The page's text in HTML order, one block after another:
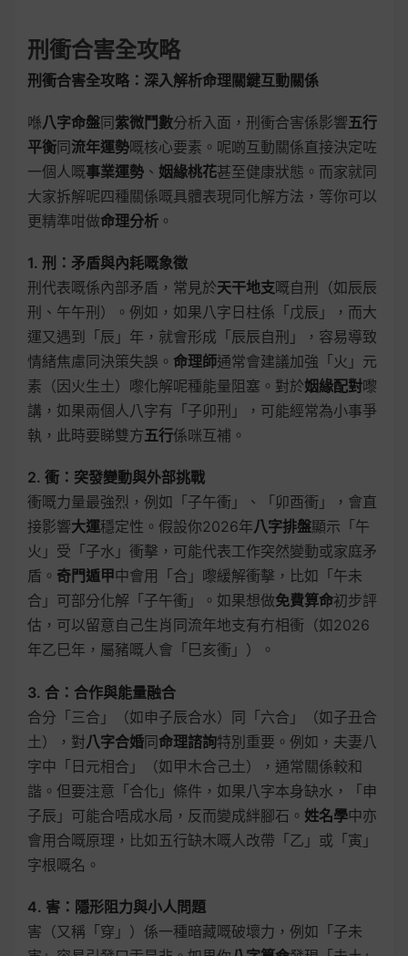
刑衝合害全攻略
刑衝合害全攻略：深入解析命理關鍵互動關係
喺八字命盤同紫微鬥數分析入面，刑衝合害係影響五行
平衡同流年運勢嘅核心要素。呢啲互動關係直接決定咗
一個人嘅事業運勢 、 姻緣桃花甚至健康狀態。而家就同
大家拆解呢四種關係嘅具體表現同化解方法，等你可以
更精準咁做命理分析 。
1. 刑：矛盾與內耗嘅象徵
刑代表嘅係內部矛盾，常見於天干地支嘅自刑（如辰辰
刑、午午刑）。例如，如果八字日柱係「戊辰」，而大
運又遇到「辰」年，就會形成「辰辰自刑」，容易導致
情緒焦慮同決策失誤。 命理師通常會建議加強「火」元
素（因火生土）嚟化解呢種能量阻塞。對於姻緣配對嚟
講，如果兩個人八字有「子卯刑」，可能經常為小事爭
執，此時要睇雙方五行係咪互補。
2. 衝：突發變動與外部挑戰
衝嘅力量最強烈，例如「子午衝」、「卯酉衝」，會直
接影響大運穩定性。假設你2026年八字排盤顯示「午
火」受「子水」衝擊，可能代表工作突然變動或家庭矛
盾。 奇門遁甲中會用「合」嚟緩解衝擊，比如「午未
合」可部分化解「子午衝」。如果想做免費算命初步評
估，可以留意自己生肖同流年地支有冇相衝（如2026
年乙巳年，屬豬嘅人會「巳亥衝」）。
3. 合：合作與能量融合
合分「三合」（如申子辰合水）同「六合」（如子丑合
土），對八字合婚同命理諮詢特別重要。例如，夫妻八
字中「日元相合」（如甲木合己土），通常關係較和
諧。但要注意「合化」條件，如果八字本身缺水，「申
子辰」可能合唔成水局，反而變成絆腳石。 姓名學中亦
會用合嘅原理，比如五行缺木嘅人改帶「乙」或「寅」
字根嘅名。
4. 害：隱形阻力與小人問題
害（又稱「穿」）係一種暗藏嘅破壞力，例如「子未